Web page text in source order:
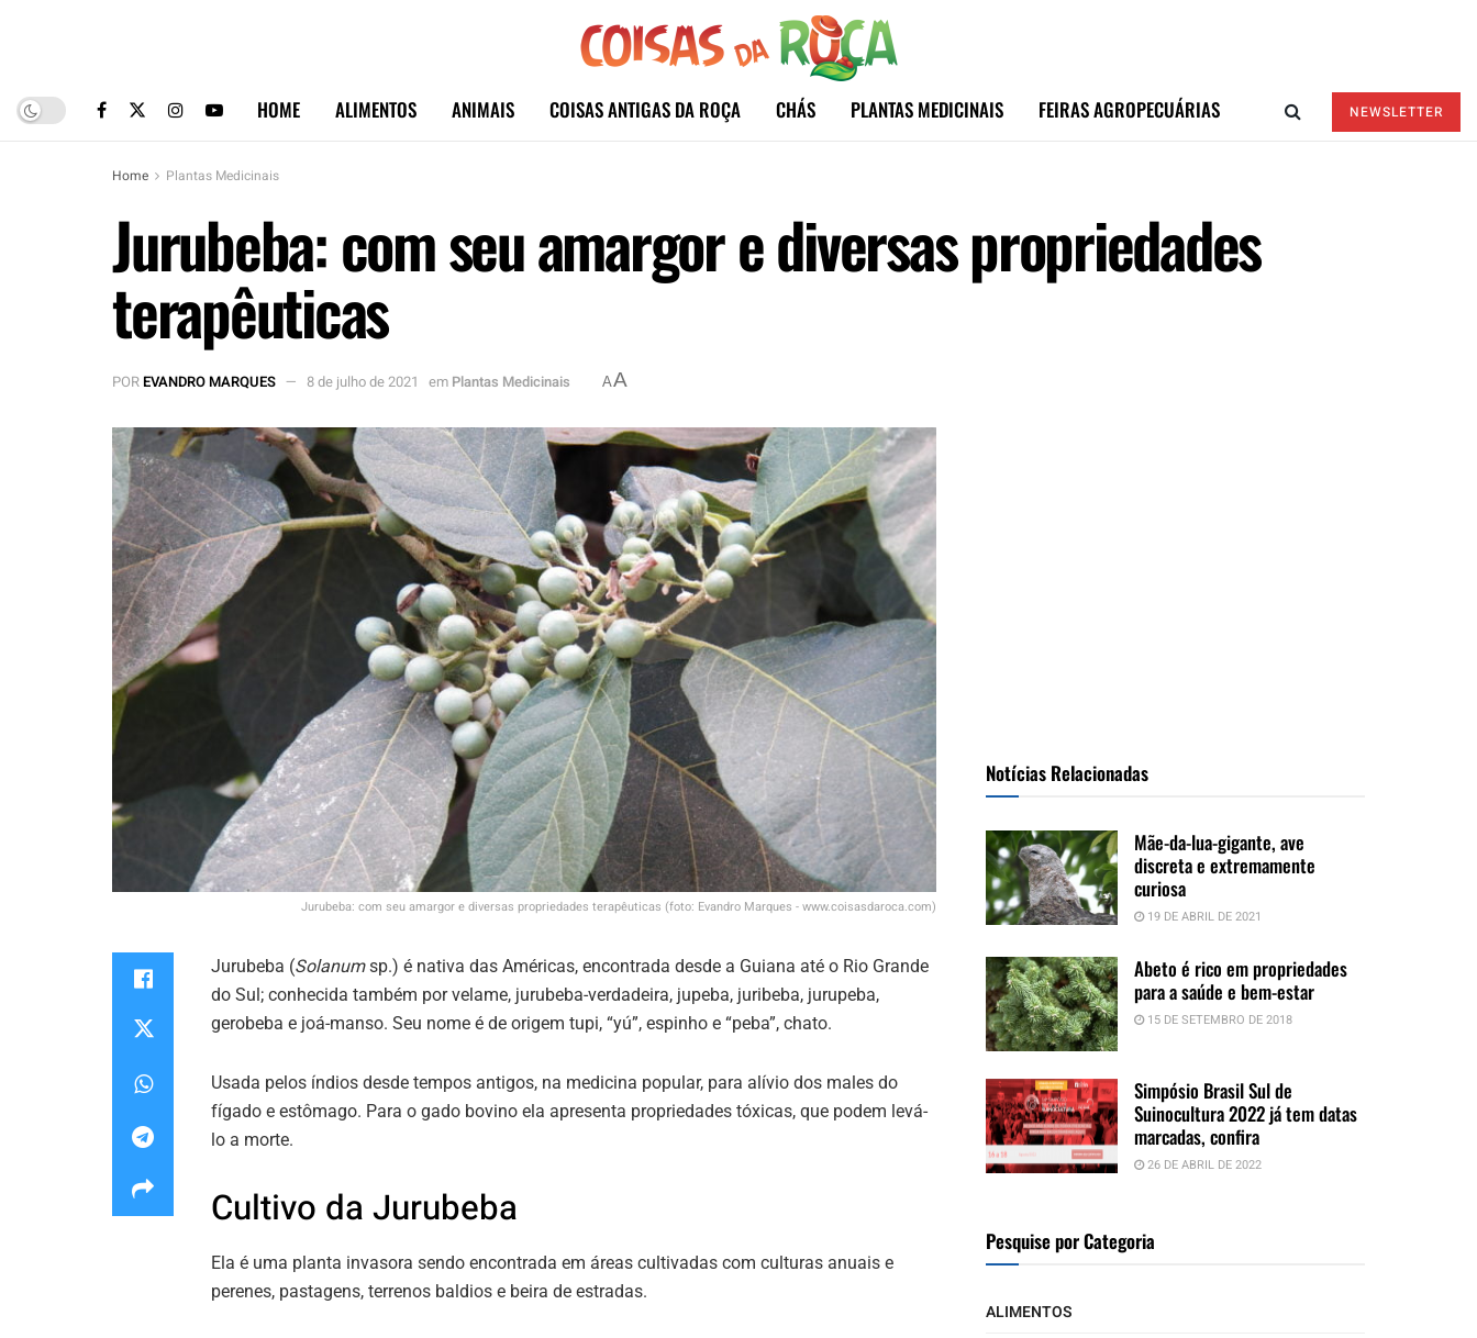
HOME ALIMENTOS ANIMAIS COISAS ANTIGAS DA ROÇA CHÁS PLANTAS MEDICINAIS FEIRAS AGROPECUÁRIAS NEWSLETTER
Home Plantas Medicinais
Jurubeba: com seu amargor e diversas propriedades
terapêuticas
POREVANDRO MARQUES 8 de julho de 2021 em Plantas Medicinais AA
Jurubeba: com seu amargor e diversas propriedades terapêuticas (foto: Evandro Marques - www.coisasdaroca.com)
Jurubeba (Solanumsp.) é nativa das Américas, encontrada desde a Guiana até o Rio Grande
do Sul; conhecida também por velame, jurubeba-verdadeira, jupeba, juribeba, jurupeba,
gerobeba e joá-manso. Seu nome é de origem tupi, “yú”, espinho e “peba”, chato.
Usada pelos índios desde tempos antigos, na medicina popular, para alívio dos males do
fígado e estômago. Para o gado bovino ela apresenta propriedades tóxicas, que podem levá-
lo a morte.
Cultivo da Jurubeba
Ela é uma planta invasora sendo encontrada em áreas cultivadas com culturas anuais e
perenes, pastagens, terrenos baldios e beira de estradas.
Notícias Relacionadas
Mãe-da-lua-gigante, ave
discreta e extremamente
curiosa
19 DE ABRIL DE 2021
Abeto é rico em propriedades
para a saúde e bem-estar
15 DE SETEMBRO DE 2018
Simpósio Brasil Sul de
Suinocultura 2022 já tem datas
marcadas, confira
26 DE ABRIL DE 2022
Pesquise por Categoria
ALIMENTOS